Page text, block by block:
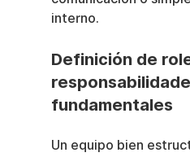
interno.
Definición de
fundamentales
Un equipo bien